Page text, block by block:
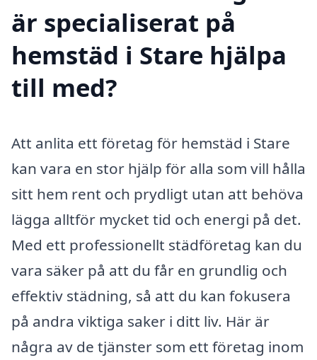
är specialiserat på
hemstäd i Stare hjälpa
till med?
Att anlita ett företag för hemstäd i Stare
kan vara en stor hjälp för alla som vill hålla
sitt hem rent och prydligt utan att behöva
lägga alltför mycket tid och energi på det.
Med ett professionellt städföretag kan du
vara säker på att du får en grundlig och
effektiv städning, så att du kan fokusera
på andra viktiga saker i ditt liv. Här är
några av de tjänster som ett företag inom